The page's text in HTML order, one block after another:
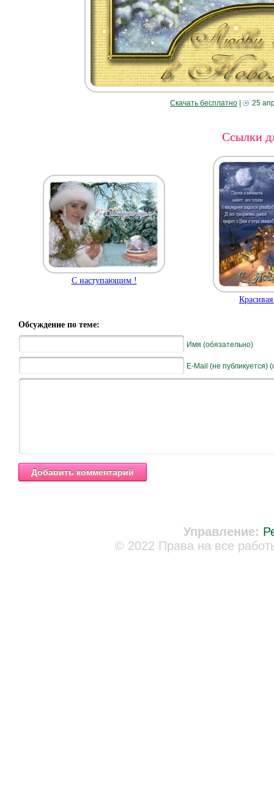
Скачать бесплатно 25
Ссылки
С наступающим !
Обсуждение по теме:
Имя (обязательно)
E-Mail (не публикуется)
Управление:
© 2022 Права на все